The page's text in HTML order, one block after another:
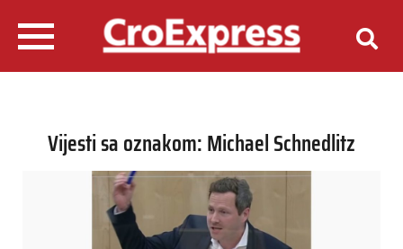
Vijesti sa oznakom: Michael Schnedlitz